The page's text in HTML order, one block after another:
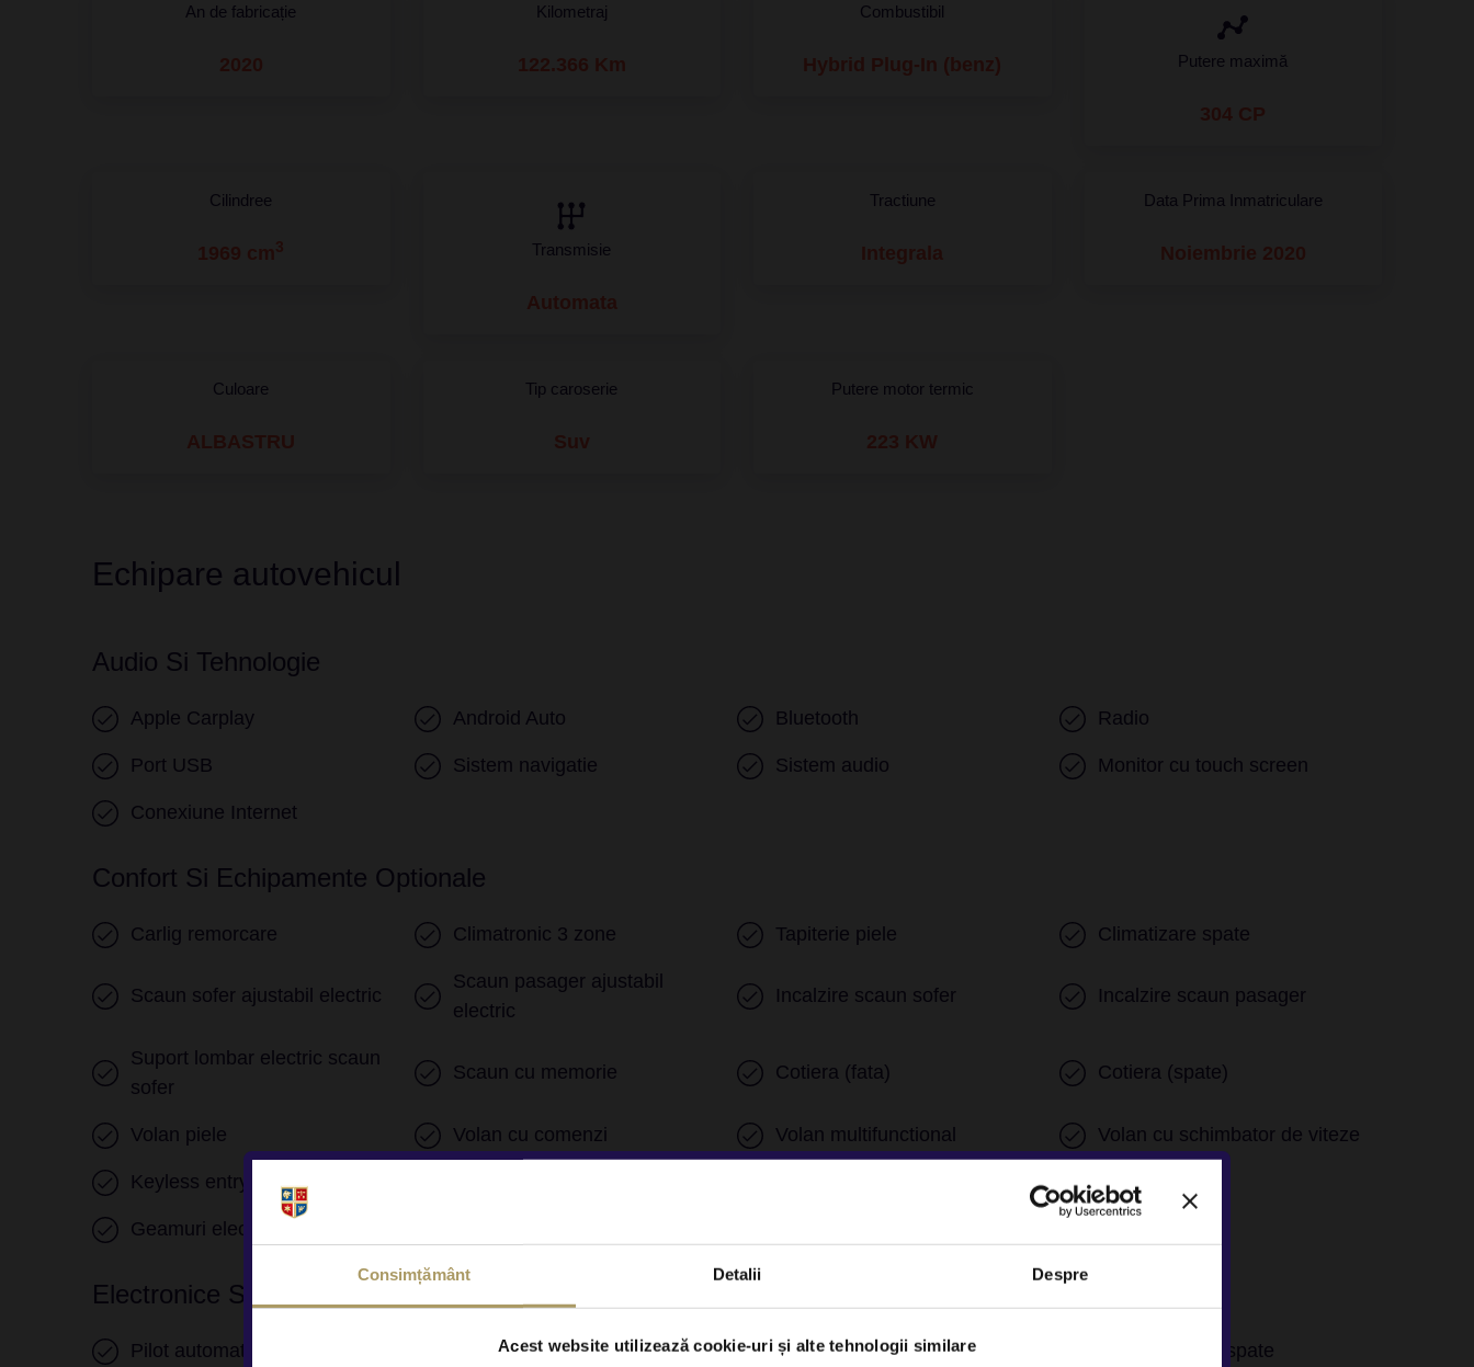
Consimțământ Detalii Despre
Acest website utilizează cookie-uri și alte tehnologii similare
An de fabricație
2020
Kilometraj
122.366 Km
Combustibil
Hybrid Plug-In (benz) Putere maximă
304 CP
Cilindree
1969 cm 3 Transmisie
Automata
Tractiune
Integrala
Data Prima Inmatriculare
Noiembrie 2020
Culoare
ALBASTRU
Tip caroserie
Suv
Putere motor termic
223 KW
Echipare autovehicul
Audio Si Tehnologie
Apple Carplay Android Auto Bluetooth Radio
Port USB Sistem navigatie Sistem audio Monitor cu touch screen
Conexiune Internet
Confort Si Echipamente Optionale
Carlig remorcare Climatronic 3 zone Tapiterie piele Climatizare spate
Scaun sofer ajustabil electric
Scaun pasager ajustabil
electric
Incalzire scaun sofer Incalzire scaun pasager
Suport lombar electric scaun
sofer
Scaun cu memorie Cotiera (fata) Cotiera (spate)
Volan piele Volan cu comenzi Volan multifunctional Volan cu schimbator de viteze
Keyless entry Senzor ploaie
Geamuri electrice fata
Electronice Si Sisteme De Asistenta
Pilot automat Faruri LED Senzori parcare spate Camera video spate
×